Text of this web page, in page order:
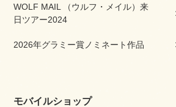
WOLF MAIL （ウルフ・メイル）来
日ツアー2024
2026年グラミー賞ノミネート作品
モバイルショップ